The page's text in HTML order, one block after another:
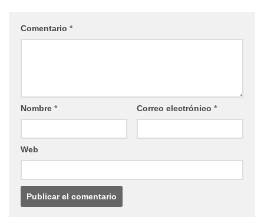
Comentario *
Nombre * Correo electrónico *
Web